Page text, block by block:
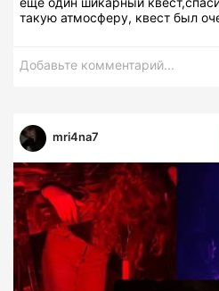
такую атмосферу, квест был
Добавьте комментарий...
mri4na7